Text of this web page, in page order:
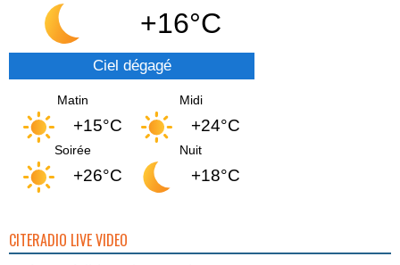
+16°C
Ciel dégagé
Matin
+15°C
Midi
+24°C
Soirée
+26°C
Nuit
+18°C
CITERADIO LIVE VIDEO